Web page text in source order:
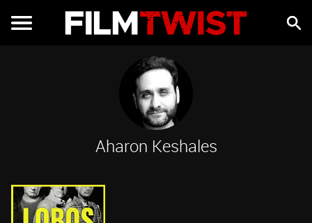
Aharon Keshales